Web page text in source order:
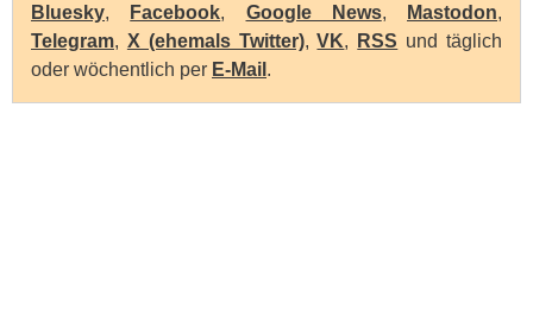
Bluesky, Facebook, Google News, Mastodon,
Telegram, X (ehemals Twitter),VK, RSS und täglich
oder wöchentlich per E-Mail .